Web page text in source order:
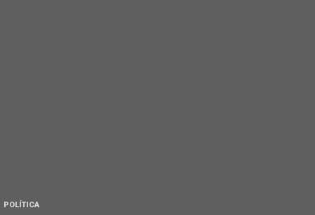
POLÍTICA